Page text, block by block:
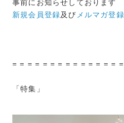
事前にお知らせしております
新規会員登録及び メルマガ登
= = = = = = = = = = = = = = =
「特集」